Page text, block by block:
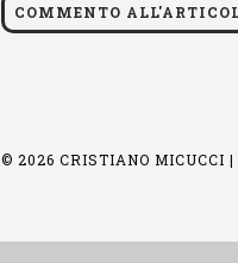
© 2026 CRISTIANO MICUCCI |